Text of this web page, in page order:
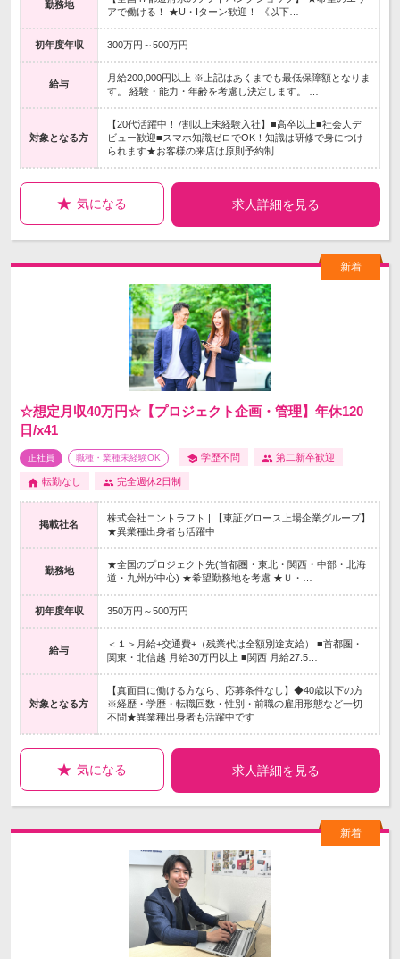
勤務地
アで働ける！ ★U・Iターン歓迎！ 《以下…
初年度年収 300万円～500万円
給与
月給200,000円以上 ※上記はあくまでも最低保障額となりま
す。 経験・能力・年齢を考慮し決定します。 …
対象となる方
【20代活躍中！7割以上未経験入社】■高卒以上■社会人デ
ビュー歓迎■スマホ知識ゼロでOK！知識は研修で身につけ
られます★お客様の来店は原則予約制
気になる 求人詳細を見る
☆想定月収40万円☆【プロジェクト企画・管理】年休120
日/x41
正社員 職種・業種未経験OK 学歴不問 第二新卒歓迎
転勤なし 完全週休2日制
掲載社名
株式会社コントラフト | 【東証グロース上場企業グループ】
★異業種出身者も活躍中
勤務地
★全国のプロジェクト先(首都圏・東北・関西・中部・北海
道・九州が中心) ★希望勤務地を考慮 ★Ｕ・…
初年度年収 350万円～500万円
給与
＜１＞月給+交通費+（残業代は全額別途支給） ■首都圏・
関東・北信越 月給30万円以上 ■関西 月給27.5…
対象となる方
【真面目に働ける方なら、応募条件なし】◆40歳以下の方
※経歴・学歴・転職回数・性別・前職の雇用形態など一切
不問★異業種出身者も活躍中です
気になる 求人詳細を見る